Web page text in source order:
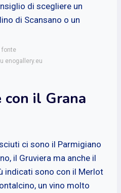
di scegliere un
di Scansano o un
fonte
enogallery.eu
con il Grana
ci sono il Parmigiano
il Gruviera ma anche il
indicati sono con il Merlot
un vino molto